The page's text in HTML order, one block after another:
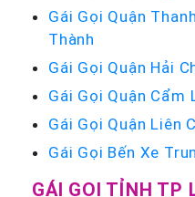
Gái Gọi Quận
Thành
Gái Gọi Quận Hải
Gái Gọi Quận Cẩm
Gái Gọi Quận Liên
Gái Gọi Bến Xe
GÁI GỌI TỈNH TP